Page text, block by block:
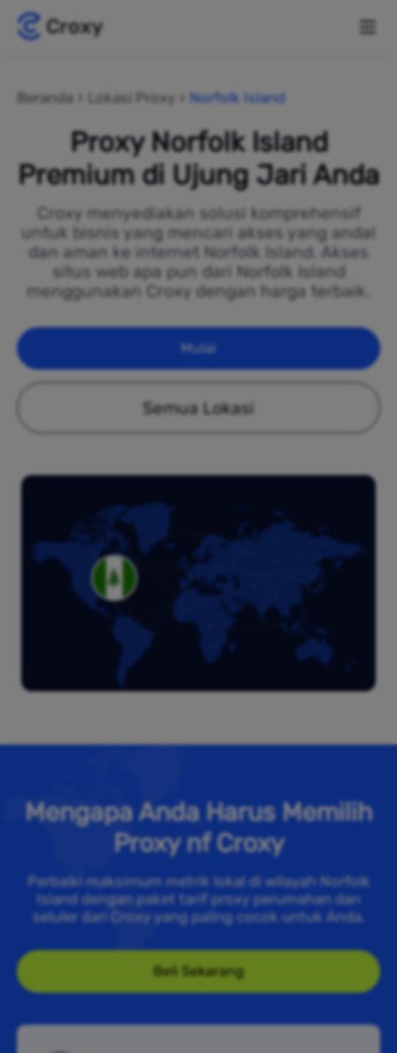
Beranda Lokasi Proxy Norfolk Island
Proxy Norfolk Island
Premium di Ujung Jari Anda
Croxy menyediakan solusi komprehensif
untuk bisnis yang mencari akses yang andal
dan aman ke internet Norfolk Island. Akses
situs web apa pun dari Norfolk Island
menggunakan Croxy dengan harga terbaik.
Mulai
Semua Lokasi
Mengapa Anda Harus Memilih
Proxy nf Croxy
Perbaiki maksimum metrik lokal di wilayah Norfolk
Island dengan paket tarif proxy perumahan dan
seluler dari Croxy yang paling cocok untuk Anda.
Beli Sekarang